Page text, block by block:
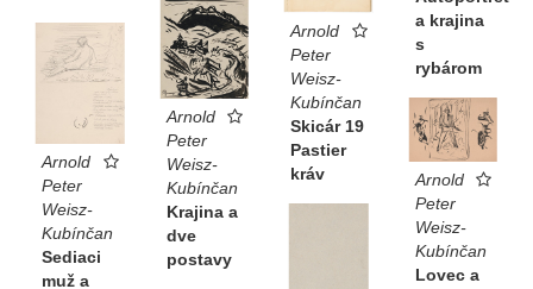
a krajina
s
rybárom
Arnold
Peter
Weisz-
Kubínčan
Skicár 19
Pastier
kráv
Arnold
Peter
Weisz-
Kubínčan
Krajina a
dve
postavy
Arnold
Peter
Weisz-
Kubínčan
Sediaci
muž a
Arnold
Peter
Weisz-
Kubínčan
Lovec a